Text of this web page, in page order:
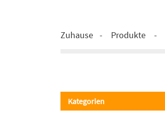
Zuhause Produkte
Kategorien